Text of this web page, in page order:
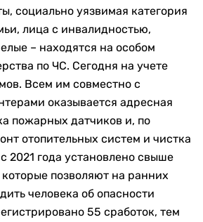
социально уязвимая категория
лица с инвалидностью,
– находятся на особом
по ЧС. Сегодня на учете
Всем им совместно с
оказывается адресная
пожарных датчиков и, по
отопительных систем и чистка
2021 года установлено свыше
которые позволяют на ранних
человека об опасности
55 сработок, тем